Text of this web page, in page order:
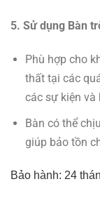
5. Sử dụng Bàn
Phù hợp cho
thất tại các
các sự kiện và
Bàn có thể
giúp bảo tồn
Bảo hành: 24